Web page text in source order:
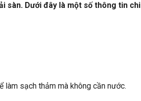
sàn. Dưới đây là một số thông tin chi
sạch thảm mà không cần nước.